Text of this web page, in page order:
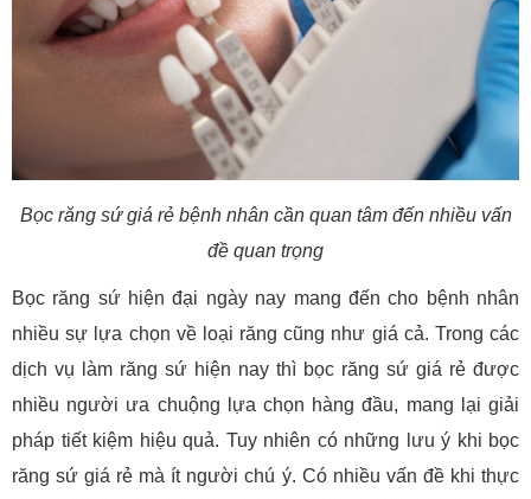
Bọc răng sứ giá rẻ bệnh nhân cần quan tâm đến nhiều vấn
đề quan trọng
Bọc răng sứ hiện đại ngày nay mang đến cho bệnh nhân
nhiều sự lựa chọn về loại răng cũng như giá cả. Trong các
dịch vụ làm răng sứ hiện nay thì bọc răng sứ giá rẻ được
nhiều người ưa chuộng lựa chọn hàng đầu, mang lại giải
pháp tiết kiệm hiệu quả. Tuy nhiên có những lưu ý khi bọc
răng sứ giá rẻ mà ít người chú ý. Có nhiều vấn đề khi thực